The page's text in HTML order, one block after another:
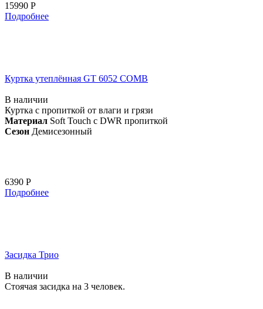
15990 Р
Подробнее
Куртка утеплённая GT 6052 COMB
В наличии
Куртка с пропиткой от влаги и грязи
Материал Soft Touch с DWR пропиткой
Сезон Демисезонный
6390 Р
Подробнее
Засидка Трио
В наличии
Стоячая засидка на 3 человек.